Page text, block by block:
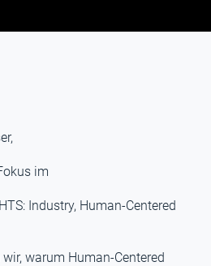
im
Industry, Human-Centered
warum Human-Centered